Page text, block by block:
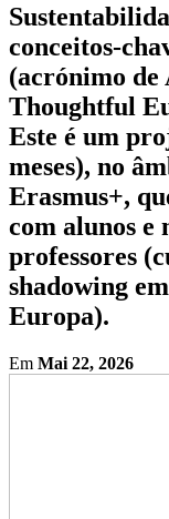
conceitos-
(acrónimo de
Thoughtful
Este é um
meses), no
Erasmus+,
com alunos e
professores
shadowing
Europa).
Em Mai 22, 2026